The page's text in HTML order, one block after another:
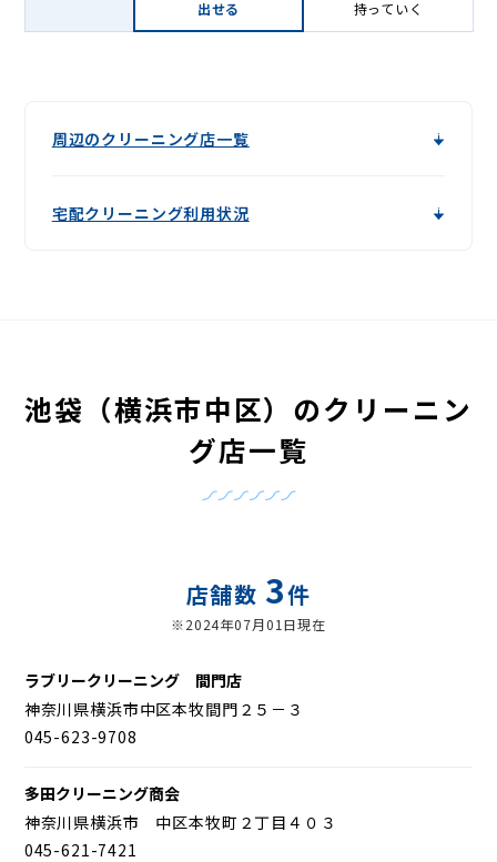
出せる
持っていく
周辺のクリーニング店一覧
宅配クリーニング利用状況
池袋（横浜市中区）のクリーニン
グ店一覧
店舗数 3件
※2024年07月01日現在
ラブリークリーニング 間門店
神奈川県横浜市中区本牧間門２５－３
045-623-9708
多田クリーニング商会
神奈川県横浜市 中区本牧町２丁目４０３
045-621-7421